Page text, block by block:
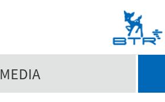
MEDIA